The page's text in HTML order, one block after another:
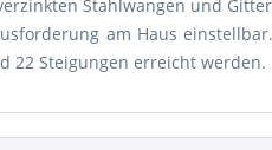
Stahlwangen und
am Haus
22 Steigungen erreicht werden.